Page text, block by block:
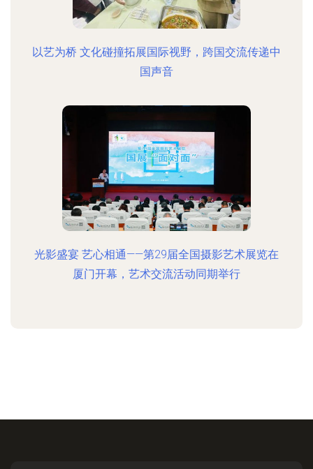
以艺为桥 文化碰撞拓展国际视野，跨国交流传递中
国声音
光影盛宴 艺心相通——第29届全国摄影艺术展览在
厦门开幕，艺术交流活动同期举行